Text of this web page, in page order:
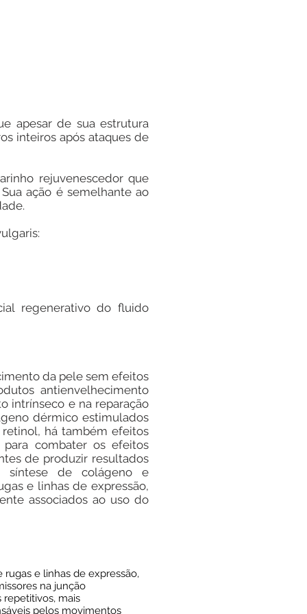
apesar de sua estrutura
inteiros após ataques de
rejuvenescedor que
ação é semelhante ao
regenerativo do fluido
da pele sem efeitos
antienvelhecimento
intrínseco e na reparação
dérmico estimulados
há também efeitos
para combater os efeitos
de produzir resultados
síntese de colágeno e
e linhas de expressão,
associados ao uso do
e linhas de expressão,
na junção
repetitivos, mais
pelos movimentos